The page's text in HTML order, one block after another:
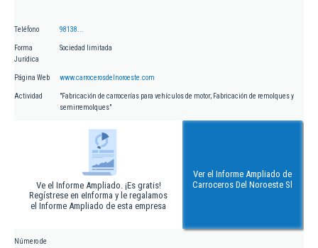
Teléfono 98138...
Forma
Jurídica
Sociedad limitada
Página Web www.carrocerosdelnoroeste.com
Actividad
"Fabricación de carrocerías para vehículos de motor; Fabricación de remolques y
semirremolques"
Ve el Informe Ampliado. ¡Es gratis!
Regístrese en eInforma y le regalamos
el Informe Ampliado de esta empresa
Ver el Informe Ampliado de
Carroceros Del Noroeste Sl
Número de